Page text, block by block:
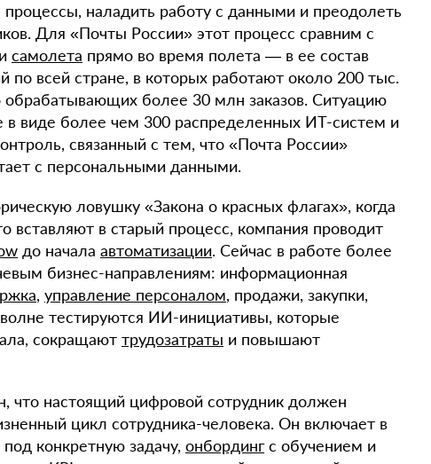
процессы, наладить работу с данными и преодолеть
Для «Почты России» этот процесс сравним с
самолета прямо во время полета — в ее состав
по всей стране, в которых работают около 200 тыс.
обрабатывающих более 30 млн заказов. Ситуацию
виде более чем 300 распределенных ИТ-систем и
связанный с тем, что «Почта России»
с персональными данными.
ловушку «Закона о красных флагах», когда
вставляют в старый процесс, компания проводит
до начала автоматизации. Сейчас в работе более
бизнес-направлениям: информационная
, управление персоналом, продажи, закупки,
тестируются ИИ-инициативы, которые
сокращают трудозатраты и повышают
что настоящий цифровой сотрудник должен
цикл сотрудника-человека. Он включает в
под конкретную задачу, онбордингс обучением и